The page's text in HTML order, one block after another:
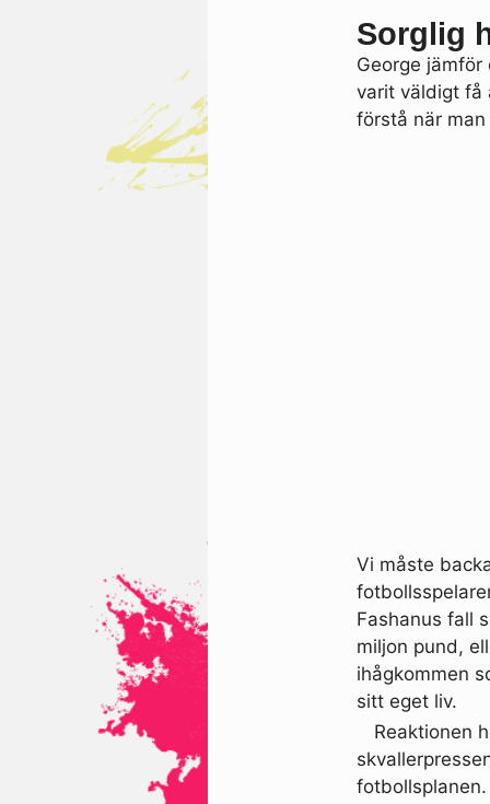
Sorglig
George
varit väldigt få
förstå när
Vi måste
Fashanus fall
miljon pund,
ihågkommen
sitt eget liv.
Reaktionen